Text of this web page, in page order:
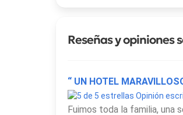
Todas las habitaciones del
caja de seguridad, baño
Entre los servicios generales
externa, gimnasio equipado,
Reseñas y opiniones
“ UN HOTEL
Opinión
Fuimos toda la familia, una